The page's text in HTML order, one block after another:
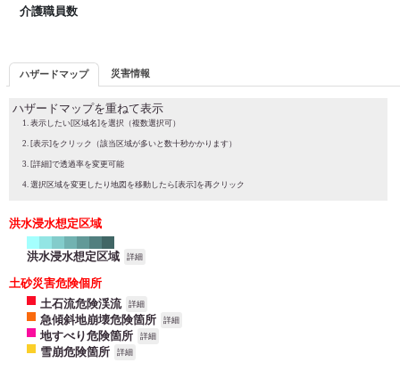
介護職員数
ハザードマップ 災害情報
ハザードマップを重ねて表示
表示したい[区域名]を選択（複数選択可）
[表示]をクリック（該当区域が多いと数十秒かかります）
[詳細]で透過率を変更可能
選択区域を変更したり地図を移動したら[表示]を再クリック
洪水浸水想定区域
洪水浸水想定区域 詳細
土砂災害危険個所
土石流危険渓流
詳細
急傾斜地崩壊危険箇所 詳細
地すべり危険箇所 詳細
雪崩危険箇所 詳細